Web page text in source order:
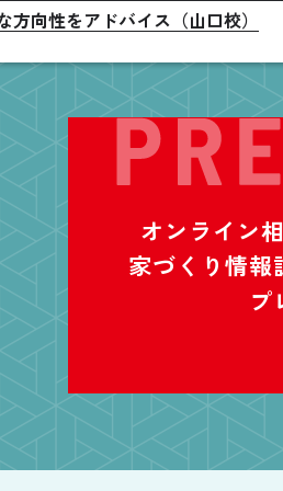
方向性をアドバイス（山口校）
オンライン
家づくり情報
プ